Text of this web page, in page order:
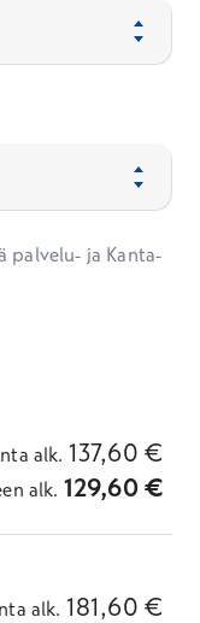
palvelu- ja Kanta-
alk. 137,60 €
alk. 129,60€
alk. 181,60 €